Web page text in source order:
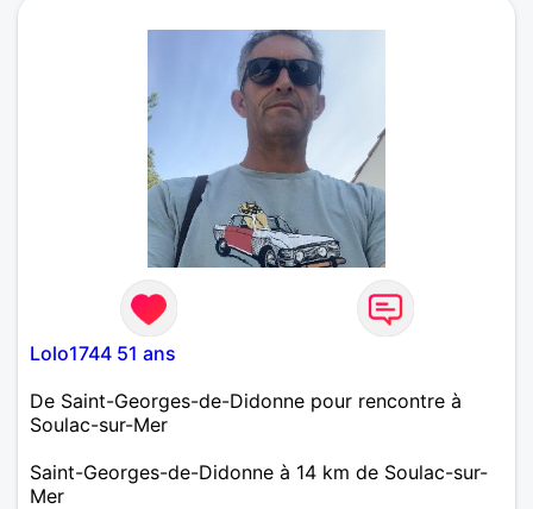
Lolo1744 51 ans
De Saint-Georges-de-Didonne pour rencontre à
Soulac-sur-Mer
Saint-Georges-de-Didonne à 14 km de Soulac-sur-
Mer